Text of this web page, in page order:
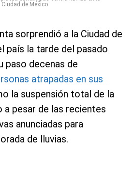
Ciudad de México
sorprendió a la Ciudad de
país la tarde del pasado
paso decenas de
atrapadas en sus
la suspensión total de la
a pesar de las recientes
anunciadas para
de lluvias.